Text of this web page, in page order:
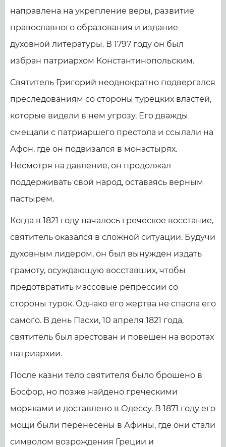
направлена на укрепление веры, развитие
православного образования и издание
духовной литературы. В 1797 году он был
избран патриархом Константинопольским.
Святитель Григорий неоднократно подвергался
преследованиям со стороны турецких властей,
которые видели в нем угрозу. Его дважды
смещали с патриаршего престола и ссылали на
Афон, где он подвизался в монастырях.
Несмотря на давление, он продолжал
поддерживать свой народ, оставаясь верным
пастырем.
Когда в 1821 году началось греческое восстание,
святитель оказался в сложной ситуации. Будучи
духовным лидером, он был вынужден издать
грамоту, осуждающую восставших, чтобы
предотвратить массовые репрессии со
стороны турок. Однако его жертва не спасла его
самого. В день Пасхи, 10 апреля 1821 года,
святитель был арестован и повешен на воротах
патриархии.
После казни тело святителя было брошено в
Босфор, но позже найдено греческими
моряками и доставлено в Одессу. В 1871 году его
мощи были перенесены в Афины, где они стали
символом возрождения Греции и